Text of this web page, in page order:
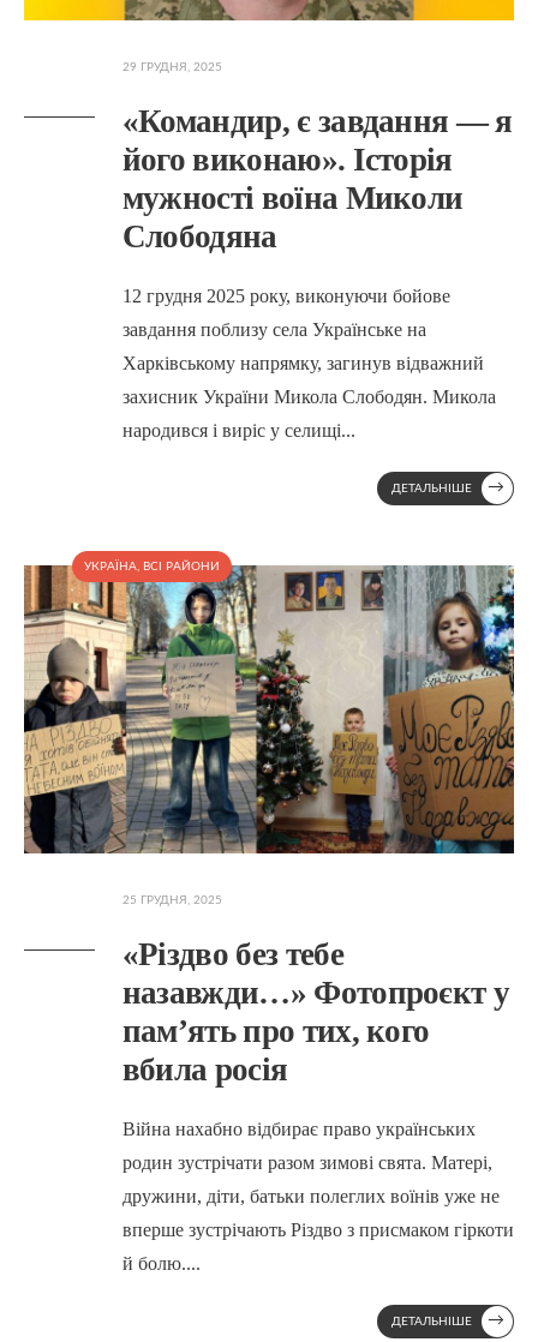
29 ГРУДНЯ, 2025
«Командир, є завдання — я
його виконаю». Історія
мужності воїна Миколи
Слободяна
12 грудня 2025 року, виконуючи бойове
завдання поблизу села Українське на
Харківському напрямку, загинув відважний
захисник України Микола Слободян. Микола
народився і виріс у селищі...
ДЕТАЛЬНІШЕ →
УКРАЇНА, ВСІ РАЙОНИ
25 ГРУДНЯ, 2025
«Різдво без тебе
назавжди…» Фотопроєкт у
пам’ять про тих, кого
вбила росія
Війна нахабно відбирає право українських
родин зустрічати разом зимові свята. Матері,
дружини, діти, батьки полеглих воїнів уже не
вперше зустрічають Різдво з присмаком гіркоти
й болю....
ДЕТАЛЬНІШЕ →